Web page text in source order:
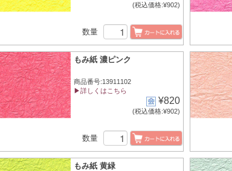
(税込価格:¥902)
数量
もみ紙 濃ピンク
商品番号:13911102
▶詳しくはこちら
¥820
(税込価格:¥902)
数量
もみ紙 黄緑